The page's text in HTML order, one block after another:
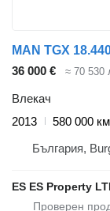
MAN TGX
36 000 €
≈ 70 530
Влекач
2013
580 000 км
България,
ES ES Property